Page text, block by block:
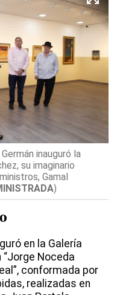
inauguró la
su imaginario
Gamal
)
en la Galería
“Jorge Noceda
conformada por
realizadas en